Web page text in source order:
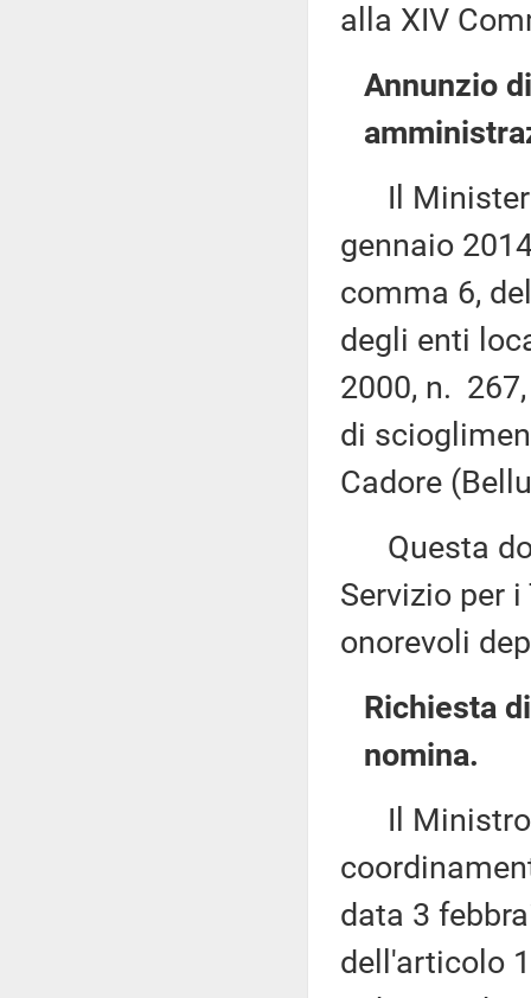
alla XIV
Annunzio
Il
gennaio
comma 6,
degli enti
2000, n.
di
Cadore
Questa
Servizio per
onorevoli
Richiesta
nomina.
Il Ministro
data 3
dell'articolo